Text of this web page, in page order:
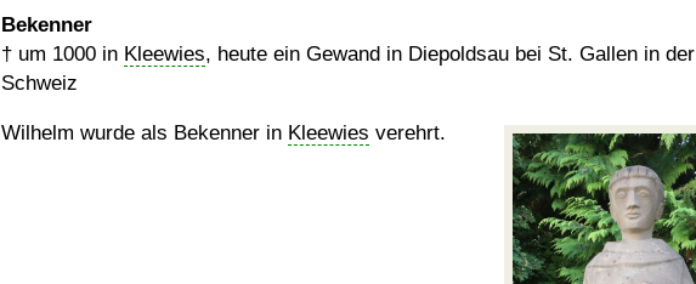
Bekenner
† um 1000 in Kleewies, heute ein Gewand in Diepoldsau bei St. Gallen in der
Schweiz
Wilhelm wurde als Bekenner in Kleewies verehrt.